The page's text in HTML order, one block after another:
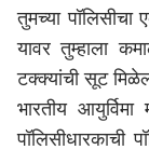
तुमच्या
यावर तुम्हाला
टक्क्यांची सूट
भारतीय
पॉलिसीधारकाची